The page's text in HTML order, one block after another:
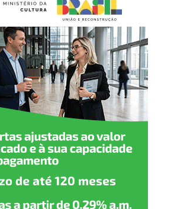
que fortalecemos
promovemos a
e abrimos
para novas
Neste 1º de
nosso
em valorizar
garantir
seguir investindo
públicas que